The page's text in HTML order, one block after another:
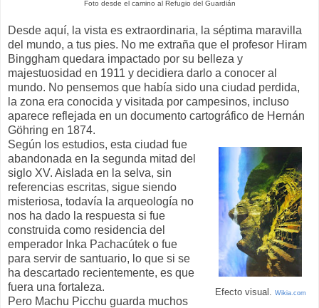
Foto desde el camino al Refugio del Guardián
Desde aquí, la vista es extraordinaria, la séptima maravilla
del mundo, a tus pies. No me extraña que el profesor Hiram
Binggham quedara impactado por su belleza y
majestuosidad en 1911 y decidiera darlo a conocer al
mundo. No pensemos que había sido una ciudad perdida,
la zona era conocida y visitada por campesinos, incluso
aparece reflejada en un documento cartográfico de Hernán
Göhring en 1874.
Efecto visual. Wikia.com
Según los estudios, esta ciudad fue
abandonada en la segunda mitad del
siglo XV. Aislada en la selva, sin
referencias escritas, sigue siendo
misteriosa, todavía la arqueología no
nos ha dado la respuesta si fue
construida como residencia del
emperador Inka Pachacútek o fue
para servir de santuario, lo que si se
ha descartado recientemente, es que
fuera una fortaleza.
Pero Machu Picchu guarda muchos